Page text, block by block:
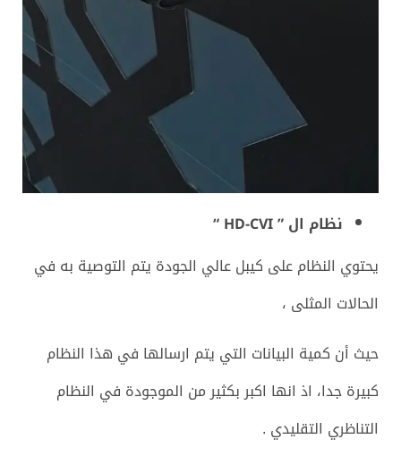
نظام ال ” HD-CVI “
يحتوي النظام على كيبل عالي الجودة يتم التوصية به في
الحالات المثلى ،
حيث أن كمية البيانات التي يتم ارسالها في هذا النظام
كبيرة جدا، اذ انها اكبر بكثير من الموجودة في النظام
التناظري التقليدي .